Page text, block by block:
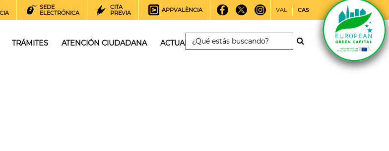
SEDE
ELECTRÓNICA
CITA
PREVIA
APPVALÈNCIA VAL CAS
TRÁMITES ATENCIÓN CIUDADANA ACTUALIDAD